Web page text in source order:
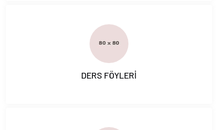
DERS FÖYLERİ